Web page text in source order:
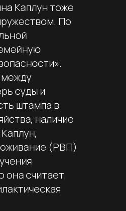
Каплун тоже
По
между
суды и
штампа в
наличие
(РВП)
она считает,